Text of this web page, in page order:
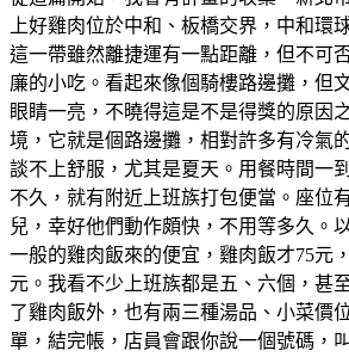
上好雞肉位於中和、板橋交界，中和環
這一帶雖然離捷運有一點距離，但不可
廉的小吃。看起來像個騎樓路邊攤，但
眼睛一亮，不曉得這是不是得獎的原因
境，它就是個路邊攤，相對許多有冷氣
談不上舒服，尤其是夏天。用餐時間一
不久，就有附近上班族打包便當。座位
兒，幸好他們動作頗快，不用等多久。
一般的雞肉飯來的便宜，雞肉飯才75元
元。我看不少上班族都是五、六個，甚
了雞肉飯外，也有兩三種湯品、小菜價
單，結完帳，店員會跟你說一個號碼，